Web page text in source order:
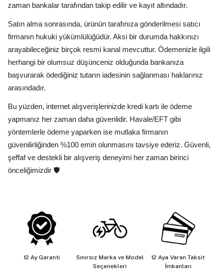
zaman bankalar tarafından takip edilir ve kayıt altındadır.
Satın alma sonrasında, ürünün tarafınıza gönderilmesi satıcı
firmanın hukuki yükümlülüğüdür. Aksi bir durumda hakkınızı
arayabileceğiniz birçok resmi kanal mevcuttur. Ödemenizle ilgili
herhangi bir olumsuz düşünceniz olduğunda bankanıza
başvurarak ödediğiniz tutarın iadesinin sağlanması haklarınız
arasındadır.
Bu yüzden, internet alışverişlerinizde kredi kartı ile ödeme
yapmanız her zaman daha güvenlidir. Havale/EFT gibi
yöntemlerle ödeme yaparken ise mutlaka firmanın
güvenilirliğinden %100 emin olunmasını tavsiye ederiz. Güvenli,
şeffaf ve destekli bir alışveriş deneyimi her zaman birinci
önceliğimizdir 🛡️
12 Ay Garanti
Sınırsız Marka ve Model
Seçenekleri
12 Aya Varan Taksit
İmkanları